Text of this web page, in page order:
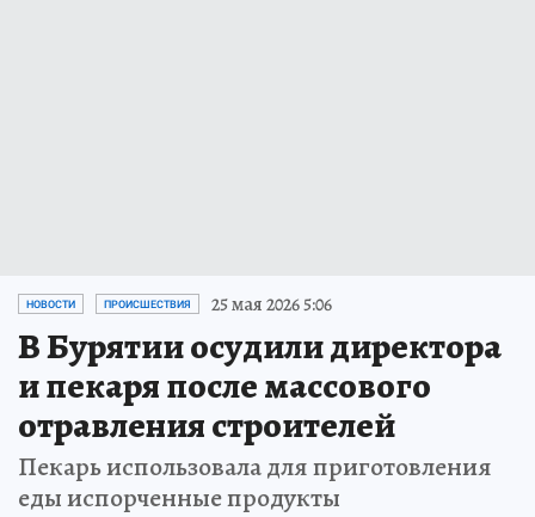
НОВОСТИ ПРОИСШЕСТВИЯ 25 мая 2026 5:06
В Бурятии осудили директора
и пекаря после массового
отравления строителей
Пекарь использовала для приготовления
еды испорченные продукты